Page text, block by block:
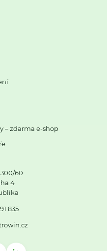
– zdarma e-shop
60
4
835